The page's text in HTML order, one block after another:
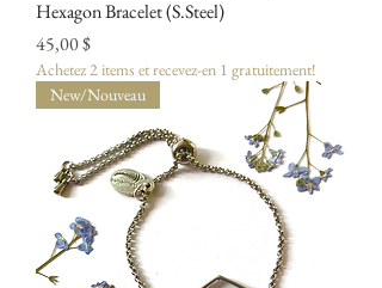
Hexagon Bracelet (S.Steel)
Prix
45,00 $
Achetez 2 items et recevez-en 1 gratuitement!
New/Nouveau